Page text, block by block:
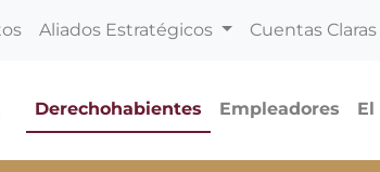
Aliados Estratégicos Cuentas
Derechohabientes Empleadores